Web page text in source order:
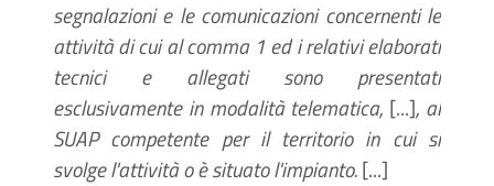
segnalazioni e le comunicazioni concernenti le
attività di cui al comma 1 ed i relativi elaborati
tecnici e allegati sono presentati
esclusivamente in modalità telematica, [...], al
SUAP competente per il territorio in cui si
svolge l'attività o è situato l'impianto.[...]